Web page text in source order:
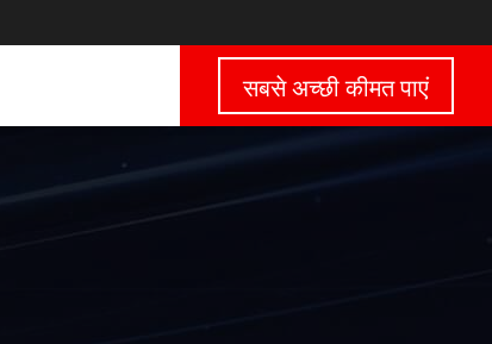
सबसे अच्छी कीमत पाएं